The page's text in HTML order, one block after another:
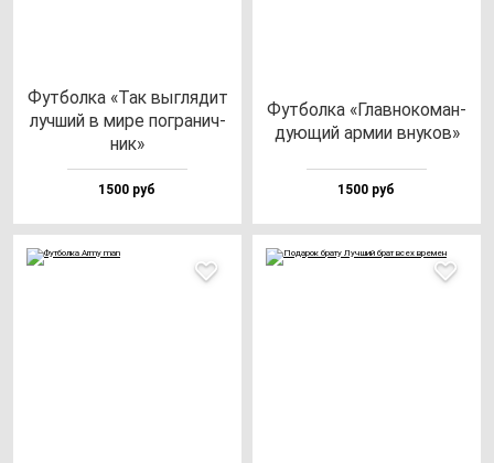
Фут­бол­ка «Так выг­ля­дит
луч­ший в ми­ре пог­ра­нич­
ник»
1500 руб
Фут­бол­ка «Глав­но­ко­ман­
ду­ющий ар­мии вну­ков»
1500 руб